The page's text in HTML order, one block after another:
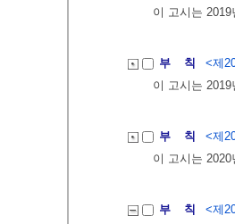
이 고시는
부 칙
<제
이 고시는
부 칙
<제
이 고시는
부 칙
<제